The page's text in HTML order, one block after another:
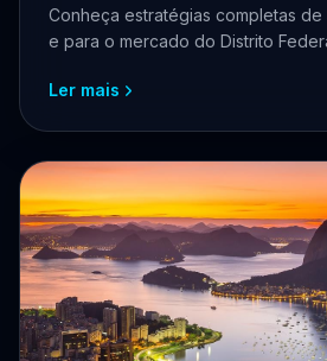
Conheça estratégias completas de
e para o mercado do Distrito
dominar os buscadores.
Ler mais